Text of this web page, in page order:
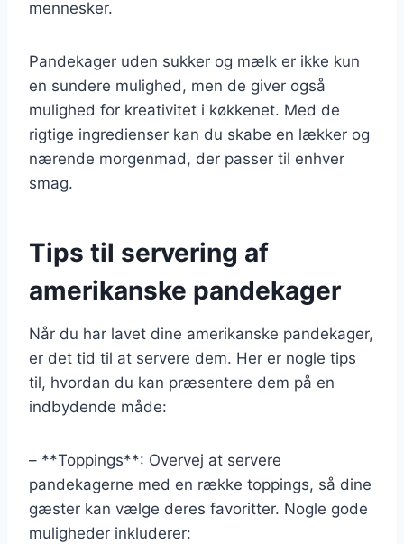
mennesker.
Pandekager uden sukker og mælk er ikke kun
en sundere mulighed, men de giver også
mulighed for kreativitet i køkkenet. Med de
rigtige ingredienser kan du skabe en lækker og
nærende morgenmad, der passer til enhver
smag.
Tips til servering af
amerikanske pandekager
Når du har lavet dine amerikanske pandekager,
er det tid til at servere dem. Her er nogle tips
til, hvordan du kan præsentere dem på en
indbydende måde:
– **Toppings**: Overvej at servere
pandekagerne med en række toppings, så dine
gæster kan vælge deres favoritter. Nogle gode
muligheder inkluderer: